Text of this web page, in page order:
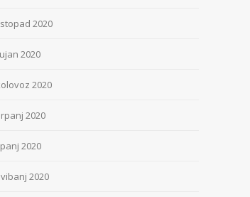
2020
2020
2020
2020
2020
2020